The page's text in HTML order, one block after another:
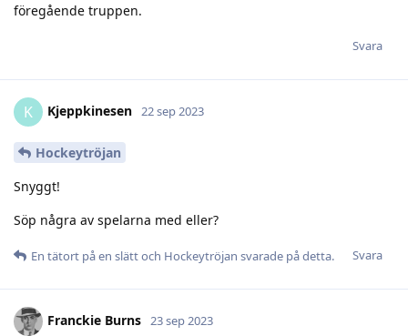
föregående truppen.
Svara
K Kjeppkinesen 22 sep 2023
Hockeytröjan
Snyggt!
Söp några av spelarna med eller?
Svara
En tätort på en slättoch Hockeytröjan svarade på detta.
Franckie Burns 23 sep 2023